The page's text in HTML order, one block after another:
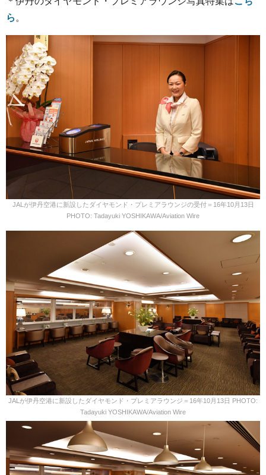
ら 。
JALが伊丹空港に新設したダイヤモンド・プレミアラウンジの受付＝16年10月13日
PHOTO: Tadayuki YOSHIKAWA/Aviation Wire
JALが伊丹空港に新設したダイヤモンド・プレミアラウンジ＝16年10月13日 PHOTO:
Tadayuki YOSHIKAWA/Aviation Wire